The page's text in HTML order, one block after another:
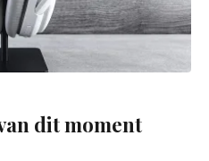
dit moment